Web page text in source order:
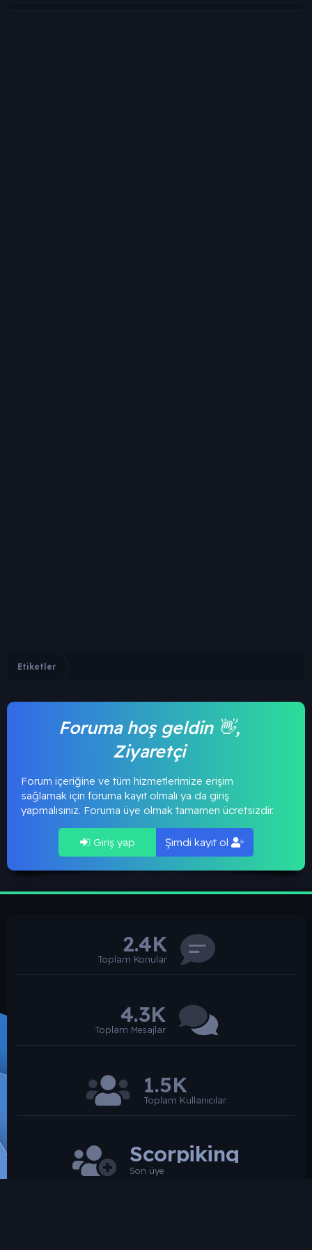
Etiketler
Foruma hoş geldin 👋,
Ziyaretçi
Forum içeriğine ve tüm hizmetlerimize erişim
sağlamak için foruma kayıt olmalı ya da giriş
yapmalısınız. Foruma üye olmak tamamen ücretsizdir.
Giriş yap Şimdi kayıt ol
2.4K
Toplam Konular
4.3K
Toplam Mesajlar
1.5K
Toplam Kullanıcılar
Scorpiking
Son üye